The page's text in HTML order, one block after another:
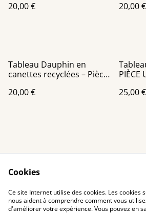
20,00 € 20,00 €
Tableau Dauphin en
canettes recyclées – Pièce
20,00 €
PIÈCE
25,00 €
Contact Us
Privacy Policy
Cookies
Ce site Internet utilise des cookies. Les cookies
nous aident à comprendre comment vous
d'améliorer votre expérience. Vous pouvez en